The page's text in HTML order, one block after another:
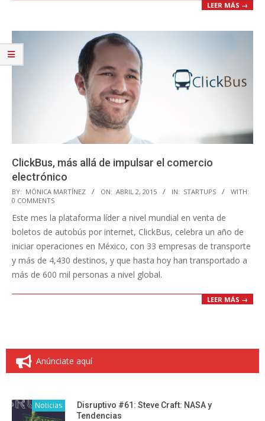
LEER MÁS →
ClickBus, más allá de impulsar el comercio
electrónico
2015-
04-
02
BY: MÓNICA MARTÍNEZ ON: ABRIL 2, 2015 IN: STARTUPS
WITH:
0 COMMENTS
Este mes la plataforma líder a nivel mundial en venta de
boletos de autobús por internet, ClickBus, celebra un año de
iniciar operaciones en México, con 33 empresas de transporte
y más de 4,430 destinos, y que hasta hoy han transportado a
más de 600 mil personas a nivel global.
LEER MÁS →
Anúnciate aquí
Noticias
Disruptivo #61: Steve Craft: NASA y
Tendencias